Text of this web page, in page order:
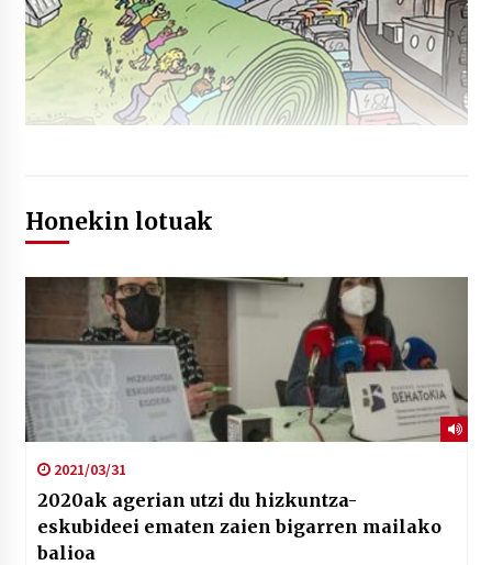
Honekin lotuak
2021/03/31
2020ak agerian utzi du hizkuntza-
eskubideei ematen zaien bigarren mailako
balioa